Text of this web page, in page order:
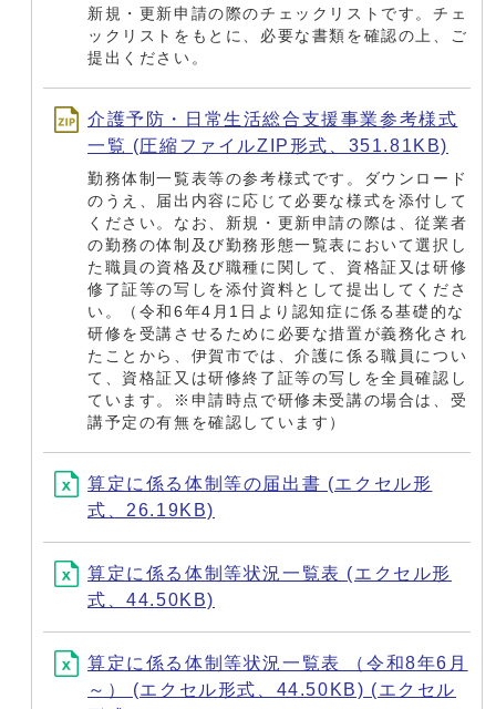
新規・更新申請の際のチェックリストです。チェ
ックリストをもとに、必要な書類を確認の上、ご
提出ください。
介護予防・日常生活総合支援事業参考様式
一覧 (圧縮ファイルZIP形式、351.81KB)
勤務体制一覧表等の参考様式です。ダウンロード
のうえ、届出内容に応じて必要な様式を添付して
ください。なお、新規・更新申請の際は、従業者
の勤務の体制及び勤務形態一覧表において選択し
た職員の資格及び職種に関して、資格証又は研修
修了証等の写しを添付資料として提出してくださ
い。（令和6年4月1日より認知症に係る基礎的な
研修を受講させるために必要な措置が義務化され
たことから、伊賀市では、介護に係る職員につい
て、資格証又は研修終了証等の写しを全員確認し
ています。※申請時点で研修未受講の場合は、受
講予定の有無を確認しています）
算定に係る体制等の届出書 (エクセル形
式、26.19KB)
算定に係る体制等状況一覧表 (エクセル形
式、44.50KB)
算定に係る体制等状況一覧表 （令和8年6月
～） (エクセル形式、44.50KB) (エクセル